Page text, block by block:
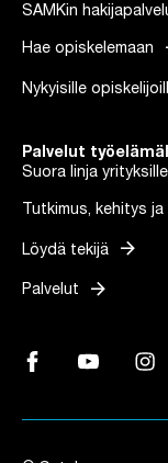
SAMKin
Hae opiskelemaan
Nykyisille
Palvelut
Suora linja yrityksille
Tutkimus, kehitys
Löydä tekijä arrow_forward
Palvelut arrow_forward
Facebook, Linkki
YouTube,